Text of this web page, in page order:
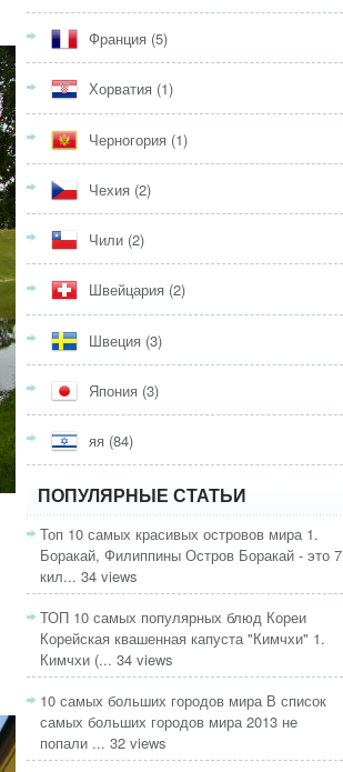
Франция (5)
Хорватия (1)
Черногория (1)
Чехия (2)
Чили (2)
Швейцария (2)
Швеция (3)
Япония (3)
яя (84)
ПОПУЛЯРНЫЕ СТАТЬИ
Топ 10 самых красивых островов мира 1.
Боракай, Филиппины Остров Боракай - это 7
кил... 34 views
ТОП 10 самых популярных блюд Кореи
Корейская квашенная капуста "Кимчхи" 1.
Кимчхи (... 34 views
10 самых больших городов мира В список
самых больших городов мира 2013 не
попали ... 32 views